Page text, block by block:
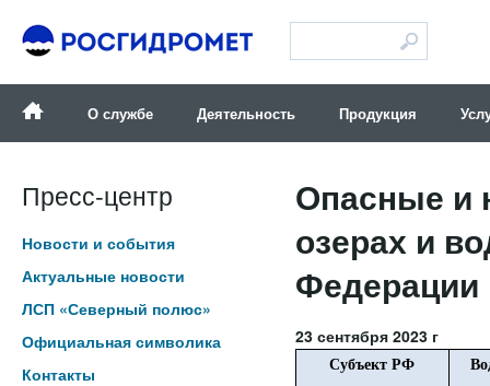
О службе Деятельность Продукция
Пресс-центр
Новости и события
Актуальные новости
ЛСП «Северный полюс»
Официальная символика
Контакты
Опасные и
озерах и
Федерации
23 сентября 2023 г
Субъект РФ